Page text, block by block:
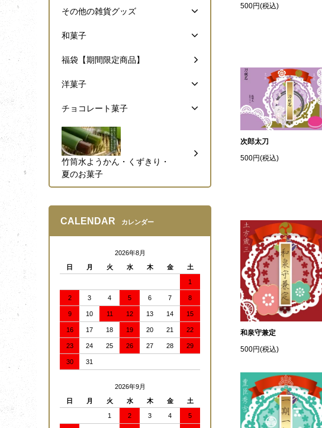
500円(税込)
次郎太刀
500円(税込)
和泉守兼定
500円(税込)
その他の雑貨グッズ
和菓子
福袋【期間限定商品】
洋菓子
チョコレート菓子
竹筒水ようかん・くずきり・
夏のお菓子
CALENDAR カレンダー
2026年8月
日
月 火 水 木 金 土
1
2 3 4 5 6 7 8
9 10 11 12 13 14 15
16 17 18 19 20 21 22
23 24 25 26 27 28 29
30 31
2026年9月
日
月 火 水 木 金 土
1 2 3 4 5